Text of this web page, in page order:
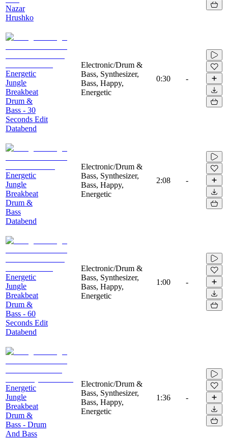
Nazar
Hrushko
Energetic
Jungle
Breakbeat
Drum &
Bass - 30
Seconds Edit
Databend
Electronic/Drum &
Bass, Synthesizer,
Bass, Happy,
Energetic
0:30 -
Energetic
Jungle
Breakbeat
Drum &
Bass
Databend
Electronic/Drum &
Bass, Synthesizer,
Bass, Happy,
Energetic
2:08 -
Energetic
Jungle
Breakbeat
Drum &
Bass - 60
Seconds Edit
Databend
Electronic/Drum &
Bass, Synthesizer,
Bass, Happy,
Energetic
1:00 -
Energetic
Jungle
Breakbeat
Drum &
Bass - Drum
And Bass
Electronic/Drum &
Bass, Synthesizer,
Bass, Happy,
Energetic
1:36 -